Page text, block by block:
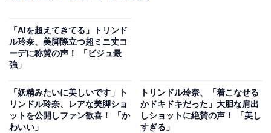
「AIを超えてきてる」トリンド
ル玲奈、美脚際立つ超ミニ丈コ
ーデに称賛の声！ 「ビジュ最
強」
「妖精みたいに美しいです」ト
リンドル玲奈、レアな美脚ショ
ットを公開しファン歓喜！ 「か
わいい」
トリンドル玲奈、「着こなせる
かドキドキだった」大胆な肩出
しショットに絶賛の声！ 「美し
すぎる」